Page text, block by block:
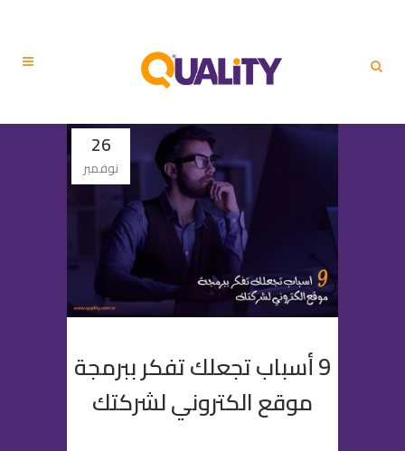
26
نوفمبر
9 أسباب تجعلك تفكر ببرمجة
موقع الكتروني لشركتك